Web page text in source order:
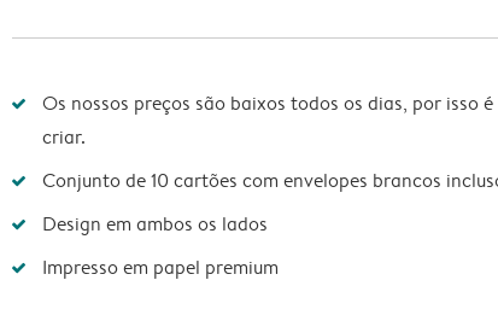
Os nossos preços são baixos todos os dias, por isso
criar.
Conjunto de 10 cartões com envelopes brancos
Design em ambos os lados
Impresso em papel premium